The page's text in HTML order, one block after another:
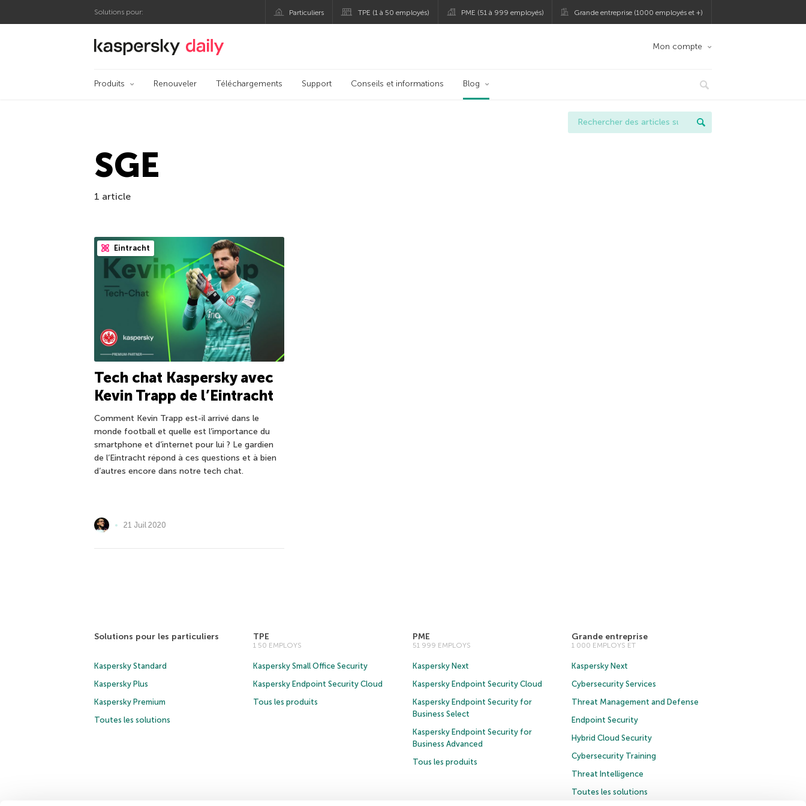
Solutions pour: Particuliers TPE (1 à 50 employés) PME (51 à 999 employés) Grande entreprise (1000 employés et +)
Blog officiel de Kaspersky Mon compte
Produits Renouveler Téléchargements Support Conseils et informations Blog
SGE
1 article
Eintracht
Tech chat Kaspersky avec
Kevin Trapp de l’Eintracht
Comment Kevin Trapp est-il arrivé dans le
monde football et quelle est l’importance du
smartphone et d’internet pour lui ? Le gardien
de l’Eintracht répond à ces questions et à bien
d’autres encore dans notre tech chat.
21 Juil 2020
Solutions pour les particuliers
Kaspersky Standard
Kaspersky Plus
Kaspersky Premium
Toutes les solutions
TPE
1 50 EMPLOYS
Kaspersky Small Office Security
Kaspersky Endpoint Security Cloud
Tous les produits
PME
51 999 EMPLOYS
Kaspersky Next
Kaspersky Endpoint Security Cloud
Kaspersky Endpoint Security for
Business Select
Kaspersky Endpoint Security for
Business Advanced
Tous les produits
Grande entreprise
1 000 EMPLOYS ET
Kaspersky Next
Cybersecurity Services
Threat Management and Defense
Endpoint Security
Hybrid Cloud Security
Cybersecurity Training
Threat Intelligence
Toutes les solutions